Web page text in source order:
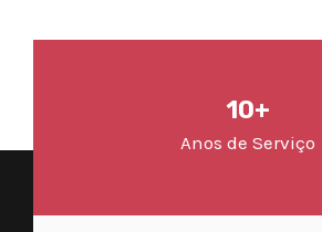
10+
Anos de Serviço